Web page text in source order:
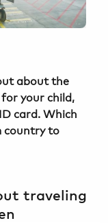
about the
your child,
card. Which
country to
traveling